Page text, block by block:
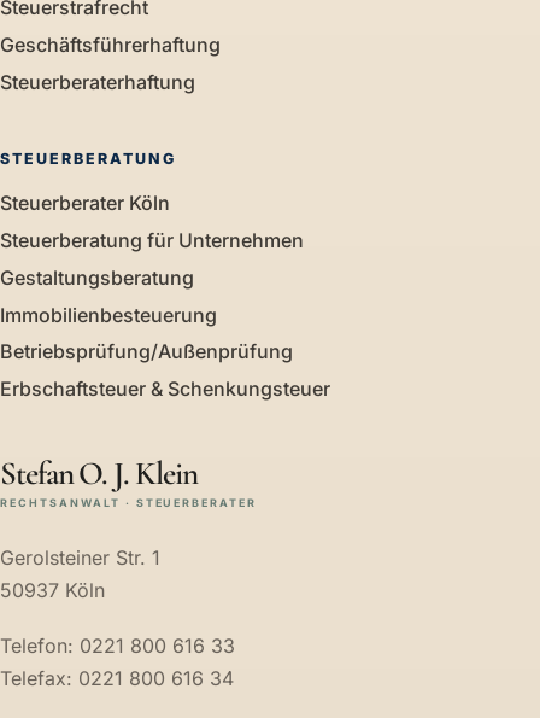
Steuerstrafrecht
Geschäftsführerhaftung
Steuerberaterhaftung
STEUERBERATUNG
Steuerberater Köln
Steuerberatung für Unternehmen
Gestaltungsberatung
Immobilienbesteuerung
Betriebsprüfung/Außenprüfung
Erbschaftsteuer & Schenkungsteuer
Stefan O. J. Klein
RECHTSANWALT · STEUERBERATER
Gerolsteiner Str. 1
50937 Köln
Telefon: 0221 800 616 33
Telefax: 0221 800 616 34